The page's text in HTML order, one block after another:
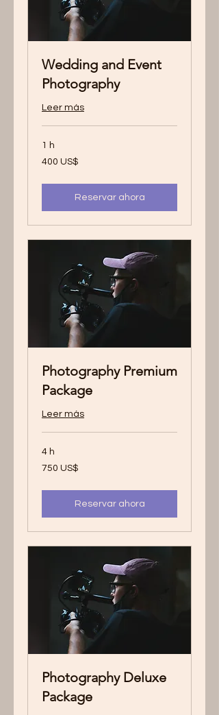
Wedding and Event
Photography
Leer más
1 h
400
dólares
400 US$
Reservar ahora
Photography Premium
Package
Leer más
4 h
750
dólares
750 US$
Reservar ahora
Photography Deluxe
Package